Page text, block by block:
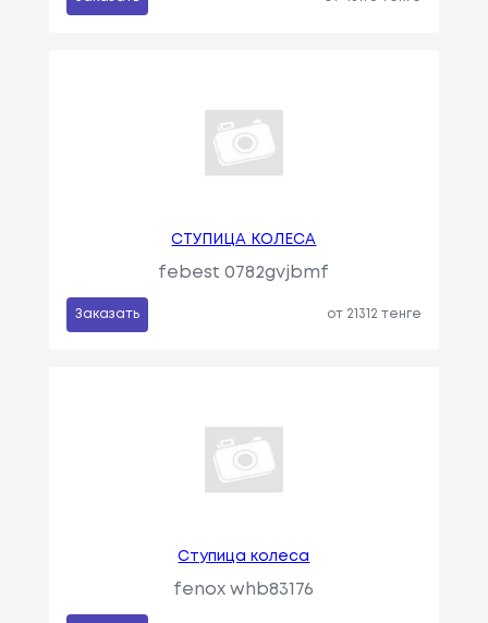
СТУПИЦА КОЛЕСА
febest 0782gvjbmf
Заказать от 21312 тенге
Ступица колеса
fenox whb83176